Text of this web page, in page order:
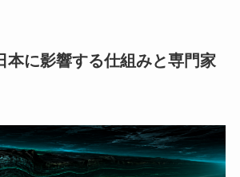
本に影響する仕組みと専門家